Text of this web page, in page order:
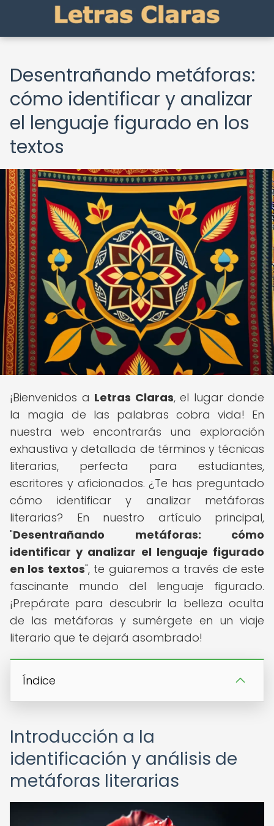
Desentrañando metáforas:
cómo identificar y analizar
el lenguaje figurado en los
textos
¡Bienvenidos a Letras Claras, el lugar donde
la magia de las palabras cobra vida! En
nuestra web encontrarás una exploración
exhaustiva y detallada de términos y técnicas
literarias, perfecta para estudiantes,
escritores y aficionados. ¿Te has preguntado
cómo identificar y analizar metáforas
literarias? En nuestro artículo principal,
"Desentrañando metáforas: cómo
identificar y analizar el lenguaje figurado
en los textos", te guiaremos a través de este
fascinante mundo del lenguaje figurado.
¡Prepárate para descubrir la belleza oculta
de las metáforas y sumérgete en un viaje
literario que te dejará asombrado!
Índice
Introducción a la
identificación y análisis de
metáforas literarias